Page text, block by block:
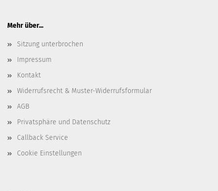
Mehr über...
Sitzung unterbrochen
Impressum
Kontakt
Widerrufsrecht & Muster-Widerrufsformular
AGB
Privatsphäre und Datenschutz
Callback Service
Cookie Einstellungen